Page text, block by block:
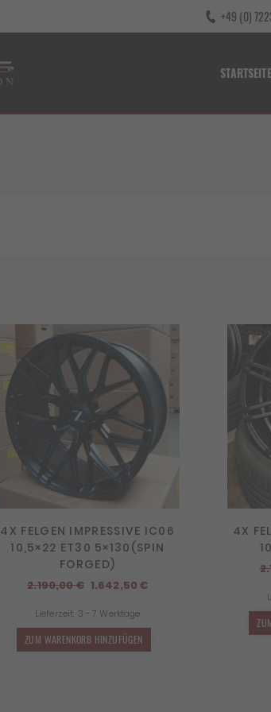
+49 (0)
STARTSEITE
4X FELGEN IMPRESSIVE IC06
10,5×22 ET30 5×130(SPIN
FORGED)
2.190,00€ Ursprünglicher
war:
2.190,00 €
1.642,50€Aktueller
Lieferzeit: 3 - 7 Werktage
ZUM WARENKORB HINZUFÜGEN
4X